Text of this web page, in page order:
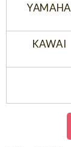
YAMAHA
KAWAI